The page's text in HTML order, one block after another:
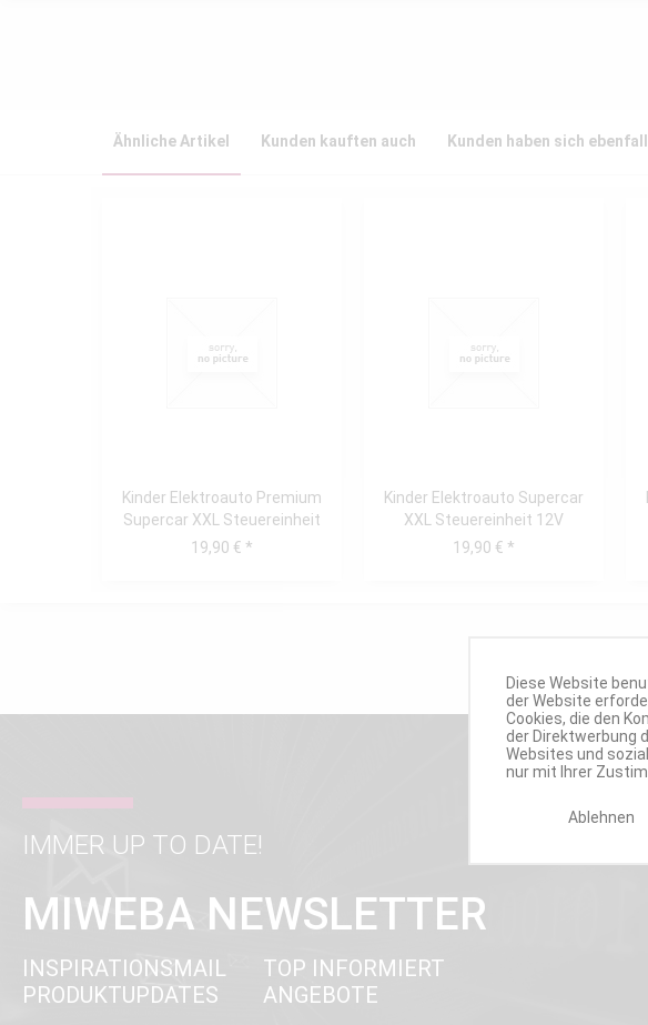
Ähnliche Artikel Kunden kauften auch Kunden haben sich
Kinder Elektroauto Premium
Supercar XXL Steuereinheit
24V
19,90 € *
Kinder Elektroauto Supercar
XXL Steuereinheit 12V
19,90 € *
IMMER UP TO DATE!
MIWEBA NEWSLETTER
INSPIRATIONSMAIL
PRODUKTUPDATES
TOP INFORMIERT
ANGEBOTE
Diese Website
der Website
Cookies, die den
der Direktwerbung
Websites und
nur mit Ihrer
Ablehnen